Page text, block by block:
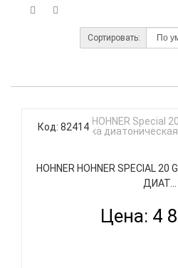
Сортировать:
Код: 82414
HOHNER HOHNER SPECIAL
ДИАТ...
Цена: 4